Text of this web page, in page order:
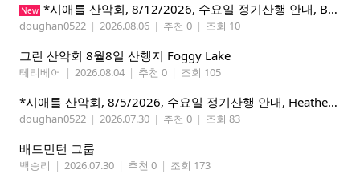
New *시애틀 산악회, 8/12/2026, 수요일 정기산행 안내, Beckler Peak*
doughan0522 | 2026.08.06 | 추천 0 | 조회 10
그린 산악회 8월8일 산행지 Foggy Lake
테리베어 | 2026.08.04 | 추천 0 | 조회 105
*시애틀 산악회, 8/5/2026, 수요일 정기산행 안내, Heather Lake*
doughan0522 | 2026.07.30 | 추천 0 | 조회 83
배드민턴 그룹
백승리 | 2026.07.30 | 추천 0 | 조회 173